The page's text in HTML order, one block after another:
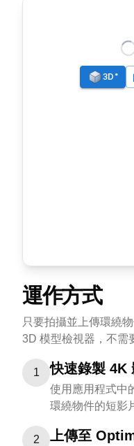
運作方式
只要拍攝並上傳環繞
3D 模型檢視器，不需
1 快速錄製 4K
使用應用程式中
環繞物件的短影
2 上傳至